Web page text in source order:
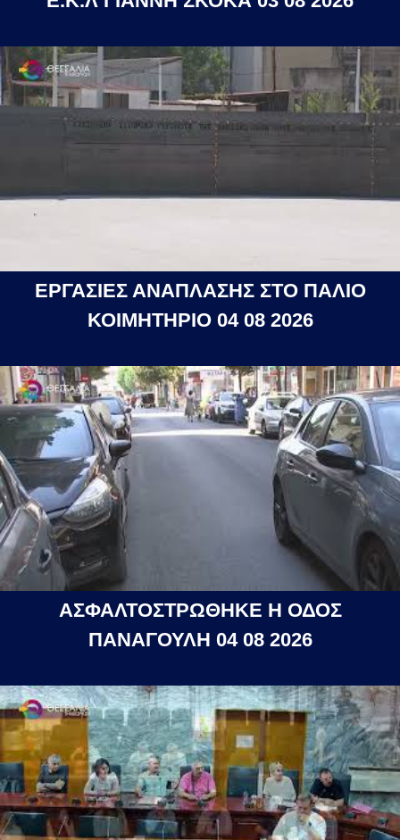
ΕΡΓΑΣΙΕΣ ΑΝΑΠΛΑΣΗΣ ΣΤΟ ΠΑΛΙΟ
ΚΟΙΜΗΤΗΡΙΟ 04 08 2026
ΑΣΦΑΛΤΟΣΤΡΩΘΗΚΕ Η ΟΔΟΣ
ΠΑΝΑΓΟΥΛΗ 04 08 2026